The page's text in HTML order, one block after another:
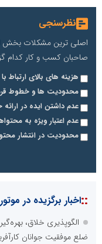
نظرسنجی
اصلی ترین مشکلات بخش
صاحبان کسب و کار کدام
هزینه های بالای ارتباط
محدودیت ها و خطوط
عدم داشتن ایده در
عدم اعتبار ویژه به
محدودیت در انتشار
::اخبار برگزیده در
الگوپذیری خلاق،
ضلع موفقیت جوانان